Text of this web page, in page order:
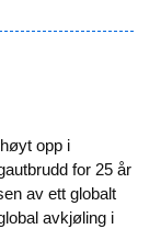
opp i
for 25 år
av ett globalt
avkjøling i